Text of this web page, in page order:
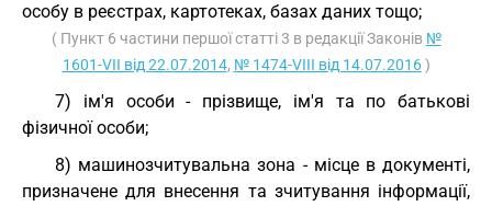
особу в реєстрах, картотеках, базах даних тощо;
( Пункт 6 частини першої статті 3 в редакції Законів №
1601-VII від 22.07.2014, № 1474-VIII від 14.07.2016)
7) ім'я особи - прізвище, ім'я та по батькові
фізичної особи;
8) машинозчитувальна зона - місце в документі,
призначене для внесення та зчитування інформації,